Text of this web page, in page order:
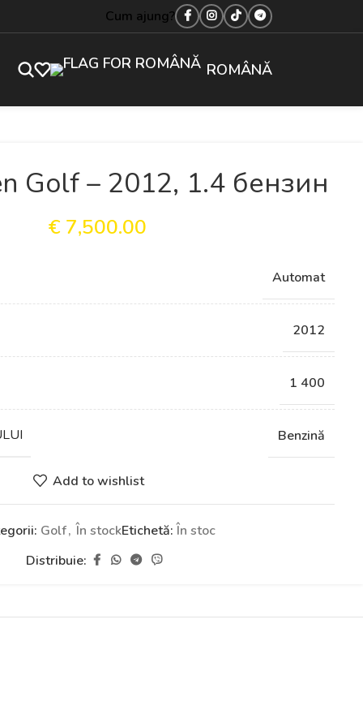
Cum ajung?
ROMÂNĂ
Golf – 2012, 1.4 бензин
€7,500.00
Automat
2012
1 400
Benzină
Add to wishlist
Golf, În stockEtichetă: În stoc
Distribuie: